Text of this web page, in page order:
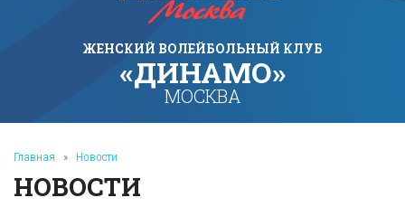
ЖЕНСКИЙ ВОЛЕЙБОЛЬНЫЙ КЛУБ
«ДИНАМО»
МОСКВА
Главная » Новости
НОВОСТИ